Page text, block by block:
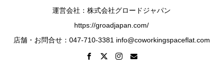
運営会社：株式会社グロードジャパン
https://groadjapan.com/
店舗・お問合せ：047-710-3381 info@coworkingspaceflat.com